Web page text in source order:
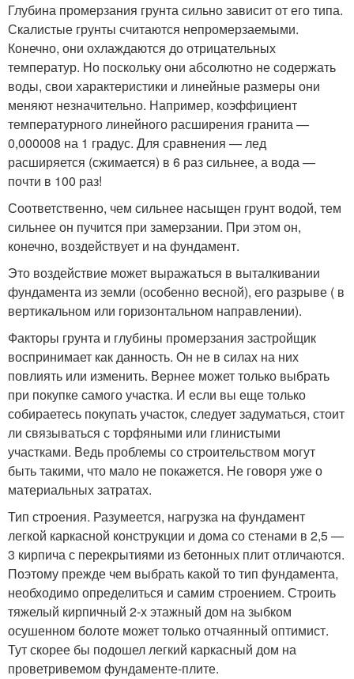
Глубина промерзания грунта сильно зависит от его типа.
Скалистые грунты считаются непромерзаемыми.
Конечно, они охлаждаются до отрицательных
температур. Но поскольку они абсолютно не содержать
воды, свои характеристики и линейные размеры они
меняют незначительно. Например, коэффициент
температурного линейного расширения гранита —
0,000008 на 1 градус. Для сравнения — лед
расширяется (сжимается) в 6 раз сильнее, а вода —
почти в 100 раз!
Соответственно, чем сильнее насыщен грунт водой, тем
сильнее он пучится при замерзании. При этом он,
конечно, воздействует и на фундамент.
Это воздействие может выражаться в выталкивании
фундамента из земли (особенно весной), его разрыве ( в
вертикальном или горизонтальном направлении).
Факторы грунта и глубины промерзания застройщик
воспринимает как данность. Он не в силах на них
повлиять или изменить. Вернее может только выбрать
при покупке самого участка. И если вы еще только
собираетесь покупать участок, следует задуматься, стоит
ли связываться с торфяными или глинистыми
участками. Ведь проблемы со строительством могут
быть такими, что мало не покажется. Не говоря уже о
материальных затратах.
Тип строения. Разумеется, нагрузка на фундамент
легкой каркасной конструкции и дома со стенами в 2,5 —
3 кирпича с перекрытиями из бетонных плит отличаются.
Поэтому прежде чем выбрать какой то тип фундамента,
необходимо определиться и самим строением. Строить
тяжелый кирпичный 2-х этажный дом на зыбком
осушенном болоте может только отчаянный оптимист.
Тут скорее бы подошел легкий каркасный дом на
проветривемом фундаменте-плите.